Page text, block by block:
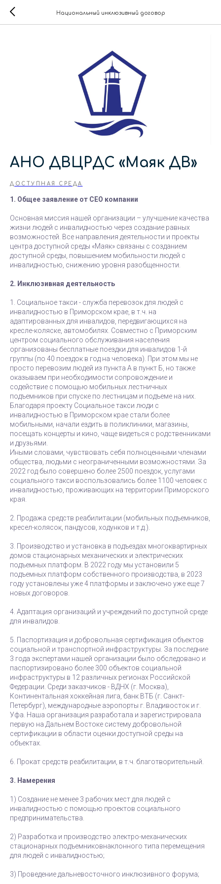
Национальный инклюзивный договор
АНО ДВЦРДС «Маяк ДВ»
ДОСТУПНАЯ СРЕДА
1. Общее заявление от СЕО компании
Основная миссия нашей организации – улучшение качества
жизни людей с инвалидностью через создание равных
возможностей. Все направления деятельности и проекты
центра доступной среды «Маяк» связаны с созданием
доступной среды, повышением мобильности людей с
инвалидностью, снижению уровня разобщенности.
2. Инклюзивная деятельность
1. Социальное такси - служба перевозок для людей с
инвалидностью в Приморском крае, в т.ч. на
адаптированных для инвалидов, передвигающихся на
кресле-коляске, автомобилях. Совместно с Приморским
центром социального обслуживания населения
организованы бесплатные поездки для инвалидов 1-й
группы (по 40 поездок в год на человека). При этом мы не
просто перевозим людей из пункта А в пункт Б, но также
оказываем при необходимости сопровождение и
содействие с помощью мобильных лестничных
подъемников при спуске по лестницам и подъеме на них.
Благодаря проекту Социальное такси люди с
инвалидностью в Приморском крае стали более
мобильными, начали ездить в поликлиники, магазины,
посещать концерты и кино, чаще видеться с родственниками
и друзьями.
Иными словами, чувствовать себя полноценными членами
общества, людьми с неограниченными возможностями. За
2022 год было совершено более 2500 поездок, услугами
социального такси воспользовались более 1100 человек с
инвалидностью, проживающих на территории Приморского
края.
2. Продажа средств реабилитации (мобильных подъемников,
кресел-колясок, пандусов, ходунков и т.д.).
3. Производство и установка в подъездах многоквартирных
домов стационарных механических и электрических
подъемных платформ. В 2022 году мы установили 5
подъемных платформ собственного производства, в 2023
году установлены уже 4 платформы и заключено уже еще 7
новых договоров.
4. Адаптация организаций и учреждений по доступной среде
для инвалидов.
5. Паспортизация и добровольная сертификация объектов
социальной и транспортной инфраструктуры. За последние
3 года экспертами нашей организации было обследовано и
паспортизировано более 300 объектов социальной
инфраструктуры в 12 различных регионах Российской
Федерации. Среди заказчиков - ВДНХ (г. Москва),
Континентальная хоккейная лига, банк ВТБ (г. Санкт-
Петербург), международные аэропорты г. Владивосток и г.
Уфа. Наша организация разработала и зарегистрировала
первую на Дальнем Востоке систему добровольной
сертификации в области оценки доступной среды на
объектах.
6. Прокат средств реабилитации, в т.ч. благотворительный.
3. Намерения
1) Создание не менее 3 рабочих мест для людей с
инвалидностью с помощью проектов социального
предпринимательства.
2) Разработка и производство электро-механических
стационарных подъемниковнаклонного типа перемещения
для людей с инвалидностью;
3) Проведение дальневосточного инклюзивного форума;